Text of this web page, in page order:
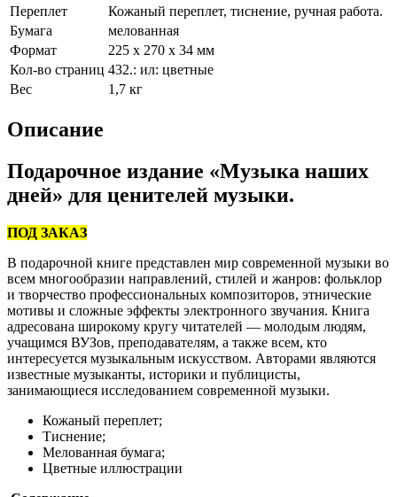
Переплет
Кожаный переплет, тиснение, ручная работа.
Бумага
мелованная
Формат
225 х 270 х 34 мм
Кол-во страниц 432.: ил: цветные
Вес
1,7 кг
Описание
Подарочное издание «Музыка наших
дней» для ценителей музыки.
ПОД ЗАКАЗ
В подарочной книге представлен мир современной музыки во
всем многообразии направлений, стилей и жанров: фольклор
и творчество профессиональных композиторов, этнические
мотивы и сложные эффекты электронного звучания. Книга
адресована широкому кругу читателей — молодым людям,
учащимся ВУЗов, преподавателям, а также всем, кто
интересуется музыкальным искусством. Авторами являются
известные музыканты, историки и публицисты,
занимающиеся исследованием современной музыки.
Кожаный переплет;
Тиснение;
Мелованная бумага;
Цветные иллюстрации